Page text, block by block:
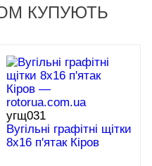
КУПУЮТЬ
угщ031
Вугільні графітні щітки
8х16 п'ятак Кіров